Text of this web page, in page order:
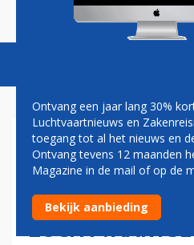
Magazine
OOK
BRITISH
HERSTEL
Ontvang een jaar lang 30%
Luchtvaartnieuws en
toegang tot al het nieuws en
Ontvang tevens 12 maanden
Magazine in de mail of op de
Bekijk aanbieding